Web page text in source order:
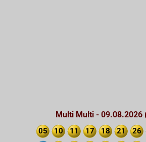
Multi Multi - 09.08.2026
05 10 11 17 18 21 26